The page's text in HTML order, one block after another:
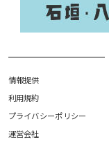
情報提供
利用規約
プライバシーポリシー
運営会社